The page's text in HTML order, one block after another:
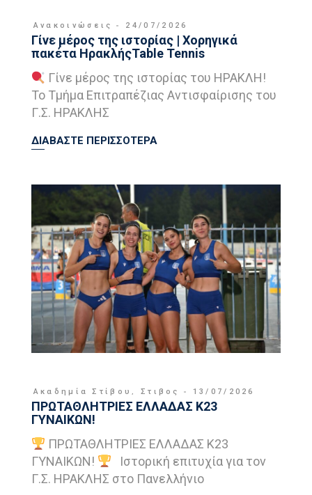
Ανακοινώσεις 24/07/2026
Γίνε μέρος της ιστορίας | Χορηγικά
πακέτα ΗρακλήςTable Tennis
Γίνε μέρος της ιστορίας του ΗΡΑΚΛΗ!
Το Τμήμα Επιτραπέζιας Αντισφαίρισης του
Γ.Σ. ΗΡΑΚΛΗΣ
ΔΙΑΒΑΣΤΕ ΠΕΡΙΣΣΟΤΕΡΑ
Ακαδημία Στίβου , Στιβος 13/07/2026
ΠΡΩΤΑΘΛΗΤΡΙΕΣ ΕΛΛΑΔΑΣ Κ23
ΓΥΝΑΙΚΩΝ!
ΠΡΩΤΑΘΛΗΤΡΙΕΣ ΕΛΛΑΔΑΣ Κ23
ΓΥΝΑΙΚΩΝ!
Ιστορική επιτυχία για τον
Γ.Σ. ΗΡΑΚΛΗΣ στο Πανελλήνιο